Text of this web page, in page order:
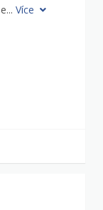
Více